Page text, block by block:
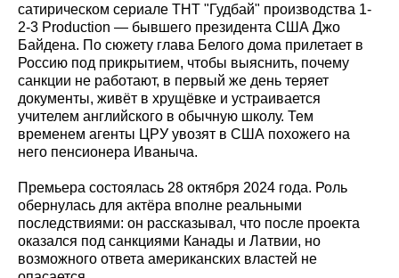
сатирическом сериале ТНТ "Гудбай" производства 1-
2-3 Production — бывшего президента США Джо
Байдена. По сюжету глава Белого дома прилетает в
Россию под прикрытием, чтобы выяснить, почему
санкции не работают, в первый же день теряет
документы, живёт в хрущёвке и устраивается
учителем английского в обычную школу. Тем
временем агенты ЦРУ увозят в США похожего на
него пенсионера Иваныча.
Премьера состоялась 28 октября 2024 года. Роль
обернулась для актёра вполне реальными
последствиями: он рассказывал, что после проекта
оказался под санкциями Канады и Латвии, но
возможного ответа американских властей не